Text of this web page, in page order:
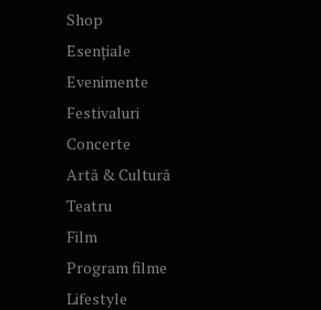
Shop
Esențiale
Evenimente
Festivaluri
Concerte
Artă & Cultură
Teatru
Film
Program filme
Lifestyle